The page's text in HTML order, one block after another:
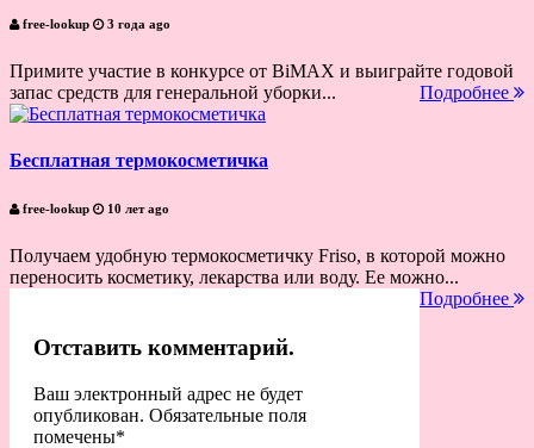
free-lookup 3 года ago
Примите участие в конкурсе от BiMAX и выиграйте годовой
запас средств для генеральной уборки...
Подробнее
Бесплатная термокосметичка
free-lookup 10 лет ago
Получаем удобную термокосметичку Friso, в которой можно
переносить косметику, лекарства или воду. Ее можно...
Подробнее
Отставить комментарий.
Ваш электронный адрес не будет
опубликован. Обязательные поля
помечены*